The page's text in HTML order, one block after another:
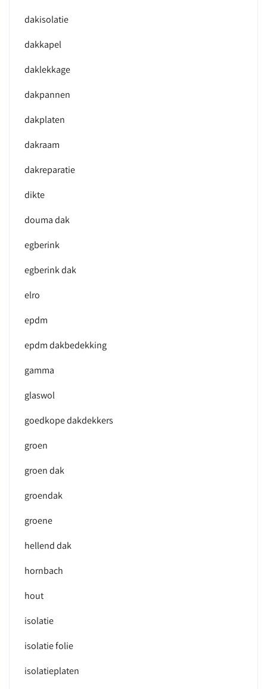
dakisolatie
dakkapel
daklekkage
dakpannen
dakplaten
dakraam
dakreparatie
dikte
douma dak
egberink
egberink dak
elro
epdm
epdm dakbedekking
gamma
glaswol
goedkope dakdekkers
groen
groen dak
groendak
groene
hellend dak
hornbach
hout
isolatie
isolatie folie
isolatieplaten